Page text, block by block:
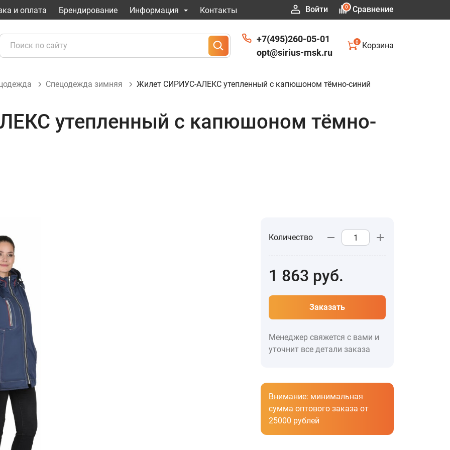
и оплата Брендирование Информация Контакты Войти Сравнение
0
+7(495)260-05-01
opt@sirius-msk.ru
Корзина
0
Спецодежда зимняя Жилет СИРИУС-АЛЕКС утепленный с капюшоном тёмно-синий
утепленный с капюшоном тёмно-
Количество
1 863 руб.
Заказать
Менеджер свяжется с вами и
уточнит все детали заказа
Внимание: минимальная
сумма оптового заказа от
25000 рублей